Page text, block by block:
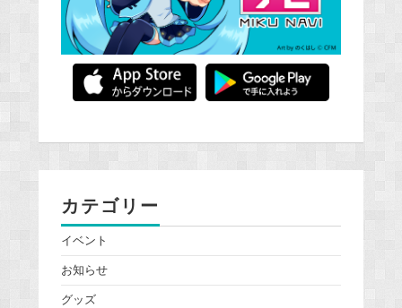
カテゴリー
イベント
お知らせ
グッズ